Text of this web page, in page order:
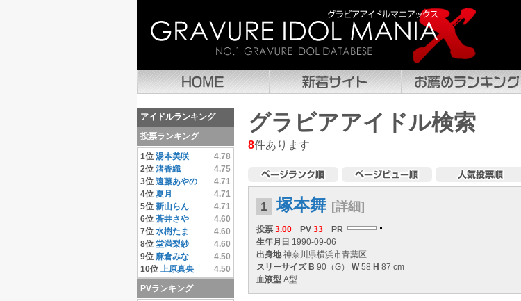
アイドルランキング
投票ランキング
1位 湯本美咲
4.78
2位 渚香織
4.75
3位 遠藤あやの
4.71
4位 夏月
4.71
5位 新山らん
4.71
6位 蒼井さや
4.60
7位 水樹たま
4.60
8位 堂満梨紗
4.60
9位 麻倉みな
4.50
10位 上原真央
4.50
11位豊田果歩
4.50
12位 小池唯
PVランキング
グラビアアイドル検索
8件あります
1 塚本舞 [詳細]
投票 3.00 PV 33
PR
生年月日 1990-09-06
出身地神奈川県横浜市青葉区
スリーサイズ B 90（G） W58 H 87 cm
血液型 A型